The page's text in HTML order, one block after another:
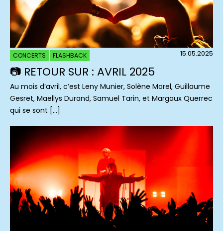
CONCERTS FLASHBACK 15.05.2025
📷 RETOUR SUR : AVRIL 2025
Au mois d’avril, c’est Leny Munier, Solène Morel, Guillaume
Gesret, Maellys Durand, Samuel Tarin, et Margaux Querrec
qui se sont […]